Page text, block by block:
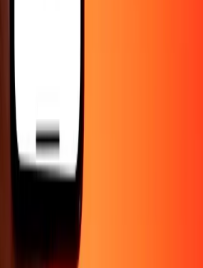
Corporativo